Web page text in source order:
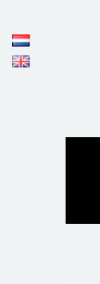
to
content